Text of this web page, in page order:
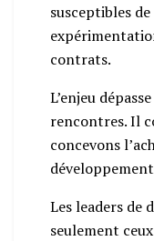
susceptibles
contrats.
L’enjeu
rencontres. Il
concevons
Les leaders de
seulement